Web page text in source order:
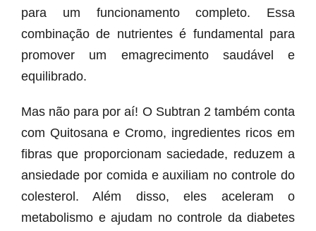
para um funcionamento completo. Essa
combinação de nutrientes é fundamental para
promover um emagrecimento saudável e
equilibrado.
Mas não para por aí! O Subtran 2 também conta
com Quitosana e Cromo, ingredientes ricos em
fibras que proporcionam saciedade, reduzem a
ansiedade por comida e auxiliam no controle do
colesterol. Além disso, eles aceleram o
metabolismo e ajudam no controle da diabetes